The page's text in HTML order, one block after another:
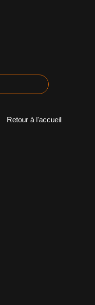
Retour à l'accueil